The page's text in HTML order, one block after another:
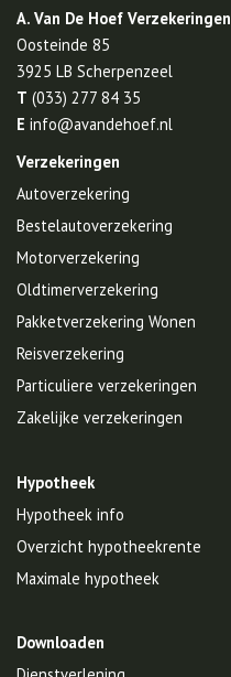
A. Van De Hoef Verzekeringen
Oosteinde 85
3925 LB Scherpenzeel
T (033) 277 84 35
E info@avandehoef.nl
Verzekeringen
Autoverzekering
Bestelautoverzekering
Motorverzekering
Oldtimerverzekering
Pakketverzekering Wonen
Reisverzekering
Particuliere verzekeringen
Zakelijke verzekeringen
Hypotheek
Hypotheek info
Overzicht hypotheekrente
Maximale hypotheek
Downloaden